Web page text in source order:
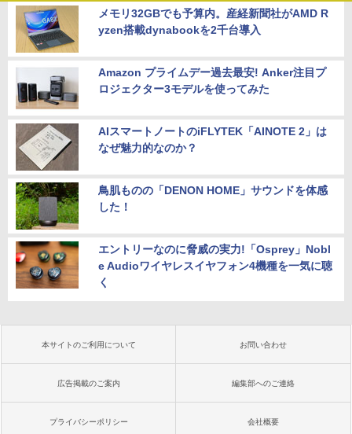
メモリ32GBでも予算内。産経新聞社がAMD R
yzen搭載dynabookを2千台導入
Amazon プライムデー過去最安! Anker注目プ
ロジェクター3モデルを使ってみた
AIスマートノートのiFLYTEK「AINOTE 2」は
なぜ魅力的なのか？
鳥肌ものの「DENON HOME」サウンドを体感
した！
エントリーなのに脅威の実力!「Osprey」Nobl
e Audioワイヤレスイヤフォン4機種を一気に聴
く
本サイトのご利用について お問い合わせ
広告掲載のご案内 編集部へのご連絡
プライバシーポリシー 会社概要